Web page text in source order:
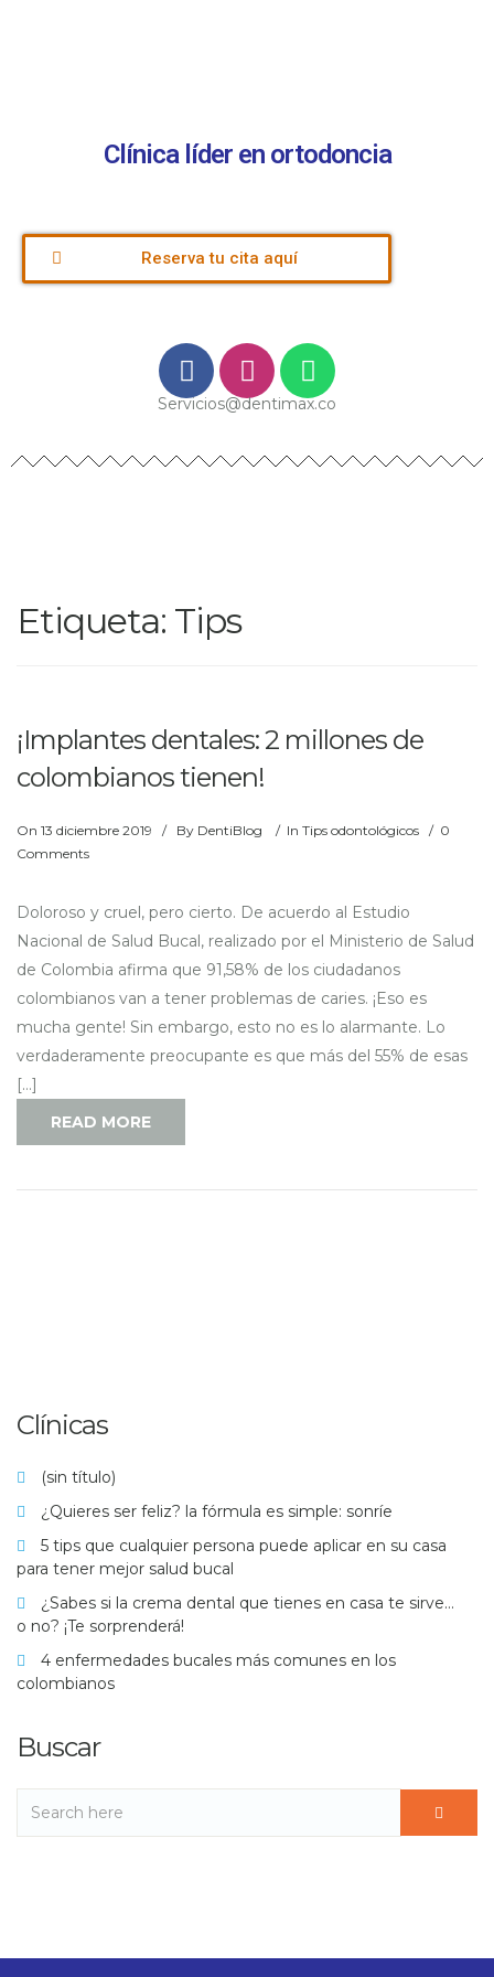
Clínica líder en ortodoncia
Reserva tu cita aquí
Servicios@dentimax.co
Etiqueta: Tips
¡Implantes dentales: 2 millones de
colombianos tienen!
On 13 diciembre 2019 / By DentiBlog / In Tips odontológicos / 0
Comments
Doloroso y cruel, pero cierto. De acuerdo al Estudio
Nacional de Salud Bucal, realizado por el Ministerio de Salud
de Colombia afirma que 91,58% de los ciudadanos
colombianos van a tener problemas de caries. ¡Eso es
mucha gente! Sin embargo, esto no es lo alarmante. Lo
verdaderamente preocupante es que más del 55% de esas
[…]
READ MORE
Clínicas
(sin título)
¿Quieres ser feliz? la fórmula es simple: sonríe
5 tips que cualquier persona puede aplicar en su casa
para tener mejor salud bucal
¿Sabes si la crema dental que tienes en casa te sirve…
o no? ¡Te sorprenderá!
4 enfermedades bucales más comunes en los
colombianos
Buscar